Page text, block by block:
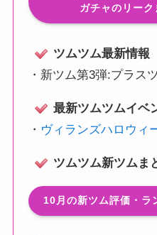
ガチャのリー
ツムツム最新情報
・ 新ツム第3弾:プラス
最新ツムツムイベ
・ ヴィランズハロウィ
ツムツム新ツムま
10月の新ツム評価・ラ